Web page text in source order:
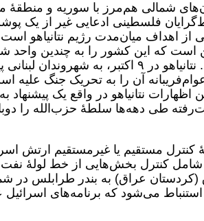
شمالی هم‌مرز با سوریه و
فلسطینی ادعایی غیر از یک
اهداف میان‌مدت رژیم نتانیاهو
است که این کشور را به چندین واحد
دست‌نشانده بر اساس خطوط قومی-مذهبی تقسیم کند. نتانیاهو در ٩ اکتبر،
آن را به تحریک جنگ علیه
نتانیاهو در واقع یک پیشنهاد
طی دهه‌ها سلطۀ حزب‌الله را
مستقیم یا غیرمستقیم ارتش
شامل کنترل بخش‌هایی از خط لولۀ
عراق) به بندر طرابلس در
می‌شود که برنامه‌های